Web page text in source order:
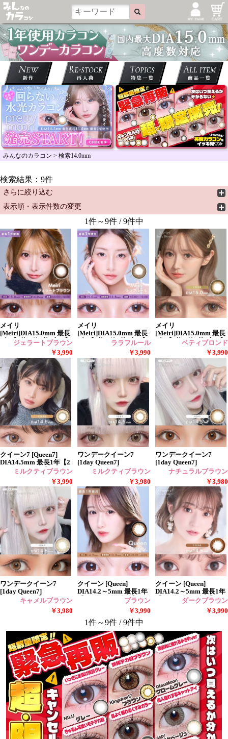
みんなのカラコン > 検索14.0mm
検索結果：9件
さらに絞り込む
表示順・表示件数の変更
1件～9件 / 9件中
メイリ
[Meiri]DIA15.0mm 最長
1年【2枚(1箱1枚ずつ)】
ジェラートブラウン
￥3,990
メイリ
[Meiri]DIA15.0mm 最長
1年【2枚(1箱1枚ずつ)】
ララフルール
￥3,990
メイリ
[Meiri]DIA15.0mm 最長
1年【2枚(1箱1枚ずつ)】
ベティブロンド
￥3,990
クイーン7 [Queen7]
DIA14.5mm 最長1年【2
枚(1箱1枚ずつ)】
ミルクティブラウン
￥3,990
ワンデークイーン7
[1day Queen7]
DIA14.5mm【24枚(1箱
ミルクティブラウン
￥3,980
ワンデークイーン7
[1day Queen7]
DIA14.5mm【24枚(1箱
ナチュラルブラウン
￥3,980
ワンデークイーン7
[1day Queen7]
DIA14.5mm【24枚(1箱
キャメルブラウン
￥3,980
クイーン [Queen]
DIA14.2～5mm 最長1年
【2枚(1箱1枚ずつ)】ブラウン
￥3,990
クイーン [Queen]
DIA14.2～5mm 最長1年
【2枚(1箱1枚ずつ)】
ダークブラウン
￥3,990
1件～9件 / 9件中